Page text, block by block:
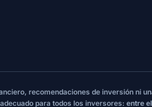
recomendaciones de inversión ni
para todos los inversores: entre